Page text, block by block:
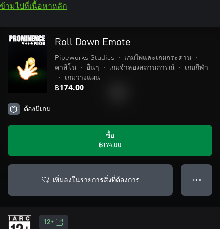
ข้ามไปที่เนื้อหาหลัก
Roll Down Emote
Pipeworks Studios • เกมไพ่และเกมกระดาน
•
คาสิโน
• อื่นๆ • เกมจำลองสถานการณ์ •
เกมกีฬา
•
เกมวางแผน
฿174.00
ต้องมีเกม
ซื้อ
฿174.00
เพิ่มลงในรายการสิ่งที่ต้องการ ● ● ●
12+